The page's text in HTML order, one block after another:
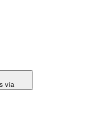
vía